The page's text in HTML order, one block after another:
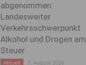
abgenommen:
Landesweiter
Verkehrsschwerpunkt
Alkohol und Drogen am
Steuer
Aktuell 7. August 2026